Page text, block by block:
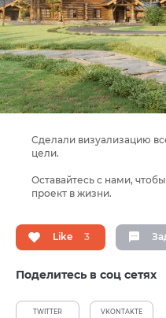
Сделали визуализацию
цели.
Оставайтесь с нами,
проект в жизни.
Like 3
Поделитесь в соц сетях
TWITTER VKONTAKTE